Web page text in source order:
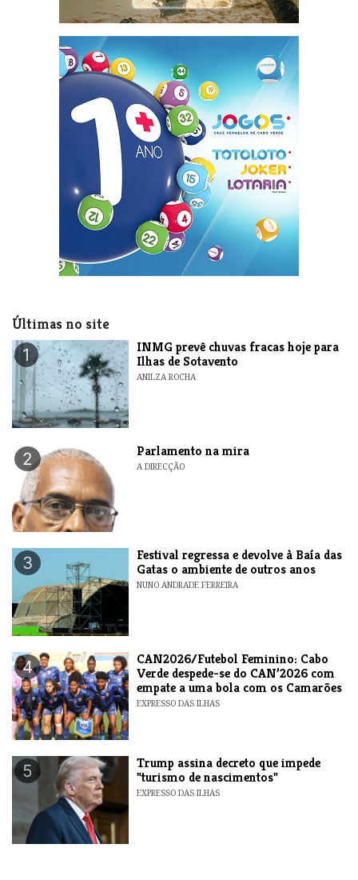
Últimas no site
1
INMG prevê chuvas fracas hoje para
Ilhas de Sotavento
ANILZA ROCHA
2 Parlamento na mira
A DIRECÇÃO
3
Festival regressa e devolve à Baía das
Gatas o ambiente de outros anos
NUNO ANDRADE FERREIRA
4
CAN2026/Futebol Feminino: Cabo
Verde despede-se do CAN’2026 com
empate a uma bola com os Camarões
EXPRESSO DAS ILHAS
5
Trump assina decreto que impede
"turismo de nascimentos"
EXPRESSO DAS ILHAS